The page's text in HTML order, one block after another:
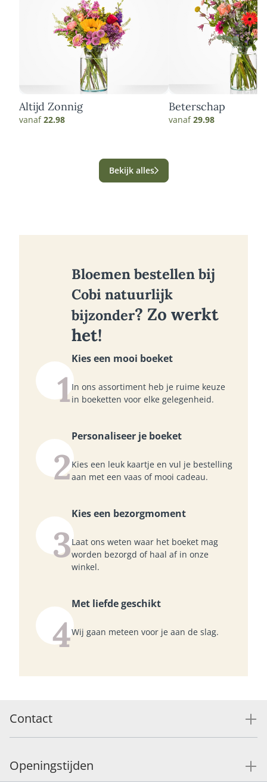
Altijd Zonnig
vanaf22.98
Beterschap
vanaf29.98
Bekijk alles
Bloemen bestellen bij
Cobi natuurlijk
bijzonder? Zo werkt
het!
1
Kies een mooi boeket
In ons assortiment heb je ruime keuze
in boeketten voor elke gelegenheid.
2
Personaliseer je boeket
Kies een leuk kaartje en vul je bestelling
aan met een vaas of mooi cadeau.
3
Kies een bezorgmoment
Laat ons weten waar het boeket mag
worden bezorgd of haal af in onze
winkel.
4
Met liefde geschikt
Wij gaan meteen voor je aan de slag.
Contact
Openingstijden